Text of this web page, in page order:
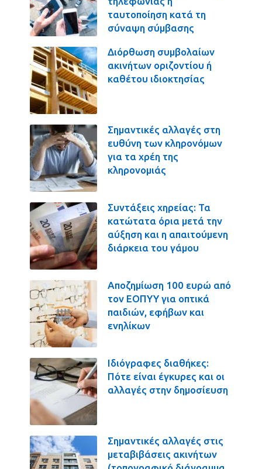
ταυτοποίηση κατά τη
σύναψη σύμβασης
Διόρθωση συμβολαίων
ακινήτων οριζοντίου ή
καθέτου ιδιοκτησίας
Σημαντικές αλλαγές στη
ευθύνη των κληρονόμων
για τα χρέη της
κληρονομιάς
Συντάξεις χηρείας: Τα
κατώτατα όρια μετά την
αύξηση και η απαιτούμενη
διάρκεια του γάμου
Αποζημίωση 100 ευρώ από
τον ΕΟΠΥΥ για οπτικά
παιδιών, εφήβων και
ενηλίκων
Ιδιόγραφες διαθήκες:
Πότε είναι έγκυρες και οι
αλλαγές στην δημοσίευση
Σημαντικές αλλαγές στις
μεταβιβάσεις ακινήτων